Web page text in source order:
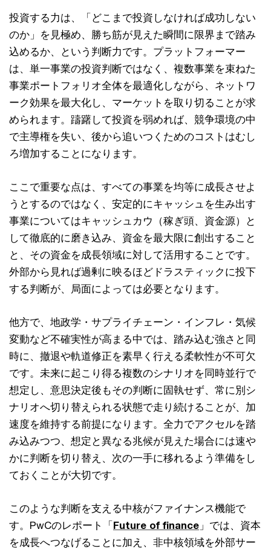
投資する力は、「どこまで投資しなければ成功しない
のか」を見極め、勝ち筋が見えた瞬間に限界まで踏み
込めるか、という判断力です。プラットフォーマー
は、単一事業の投資判断ではなく、複数事業を束ねた
事業ポートフォリオ全体を最適化しながら、ネットワ
ーク効果を最大化し、マーケットを取り切ることが求
められます。躊躇して投資を弱めれば、競争環境の中
で主導権を失い、後から追いつくためのコストはむし
ろ増加することになります。
ここで重要な点は、すべての事業を均等に成長させよ
うとするのではなく、安定的にキャッシュを生み出す
事業についてはキャッシュカウ（稼ぎ頭、資金源）と
して徹底的に磨き込み、資金を最大限に創出すること
と、その資金を成長領域に対して活用することです。
外部から見れば過剰に映るほどドラスティックに投下
する判断が、局面によっては必要となります。
他方で、地政学・サプライチェーン・インフレ・気候
変動など不確実性が高まる中では、踏み込む強さと同
時に、撤退や軌道修正を素早く行える柔軟性が不可欠
です。未来に起こり得る複数のシナリオを同時並行で
想定し、意思決定後もその判断に固執せず、常に別シ
ナリオへ切り替えられる状態で走り続けることが、加
速度を維持する前提になります。全力でアクセルを踏
み込みつつ、想定と異なる兆候が見えた場合には速や
かに判断を切り替え、次の一手に移れるよう準備をし
ておくことが大切です。
このような判断を支える中核がファイナンス機能で
す。PwCのレポート「Future of finance 」では、資本
を成長へつなげることに加え、非中核領域を外部サー